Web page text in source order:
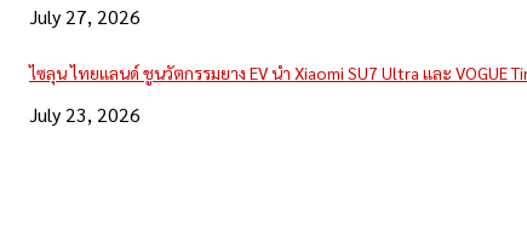
July 27, 2026
ไซลุน ไทยแลนด์ ชูนวัตกรรมยาง EV นำ Xiaomi SU7 Ultra และ VOGUE
July 23, 2026